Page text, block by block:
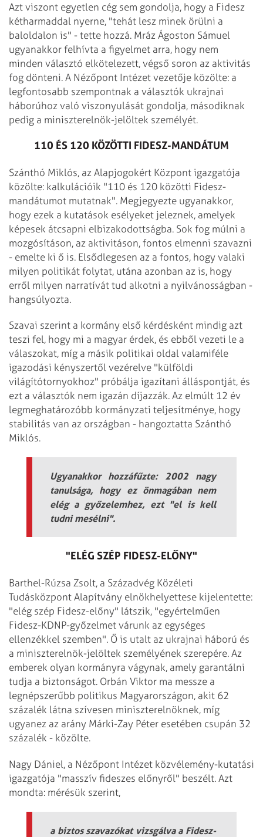
Azt viszont egyetlen cég sem gondolja, hogy a Fidesz
kétharmaddal nyerne, "tehát lesz minek örülni a
baloldalon is" - tette hozzá. Mráz Ágoston Sámuel
ugyanakkor felhívta a figyelmet arra, hogy nem
minden választó elkötelezett, végső soron az aktivitás
fog dönteni. A Nézőpont Intézet vezetője közölte: a
legfontosabb szempontnak a választók ukrajnai
háborúhoz való viszonyulását gondolja, másodiknak
pedig a miniszterelnök-jelöltek személyét.
110 ÉS 120 KÖZÖTTI FIDESZ-MANDÁTUM
Szánthó Miklós, az Alapjogokért Központ igazgatója
közölte: kalkulációik "110 és 120 közötti Fidesz-
mandátumot mutatnak". Megjegyezte ugyanakkor,
hogy ezek a kutatások esélyeket jeleznek, amelyek
képesek átcsapni elbizakodottságba. Sok fog múlni a
mozgósításon, az aktivitáson, fontos elmenni szavazni
- emelte ki ő is. Elsődlegesen az a fontos, hogy valaki
milyen politikát folytat, utána azonban az is, hogy
erről milyen narratívát tud alkotni a nyilvánosságban -
hangsúlyozta.
Szavai szerint a kormány első kérdésként mindig azt
teszi fel, hogy mi a magyar érdek, és ebből vezeti le a
válaszokat, míg a másik politikai oldal valamiféle
igazodási kényszertől vezérelve "külföldi
világítótornyokhoz" próbálja igazítani álláspontját, és
ezt a választók nem igazán díjazzák. Az elmúlt 12 év
legmeghatározóbb kormányzati teljesítménye, hogy
stabilitás van az országban - hangoztatta Szánthó
Miklós.
Ugyanakkor hozzáfűzte: 2002 nagy
tanulsága, hogy ez önmagában nem
elég a győzelemhez, ezt "el is kell
tudni mesélni".
"ELÉG SZÉP FIDESZ-ELŐNY"
Barthel-Rúzsa Zsolt, a Századvég Közéleti
Tudásközpont Alapítvány elnökhelyettese kijelentette:
"elég szép Fidesz-előny" látszik, "egyértelműen
Fidesz-KDNP-győzelmet várunk az egységes
ellenzékkel szemben". Ő is utalt az ukrajnai háború és
a miniszterelnök-jelöltek személyének szerepére. Az
emberek olyan kormányra vágynak, amely garantálni
tudja a biztonságot. Orbán Viktor ma messze a
legnépszerűbb politikus Magyarországon, akit 62
százalék látna szívesen miniszterelnöknek, míg
ugyanez az arány Márki-Zay Péter esetében csupán 32
százalék - közölte.
Nagy Dániel, a Nézőpont Intézet közvélemény-kutatási
igazgatója "masszív fideszes előnyről" beszélt. Azt
mondta: mérésük szerint,
a biztos szavazókat vizsgálva a Fidesz-